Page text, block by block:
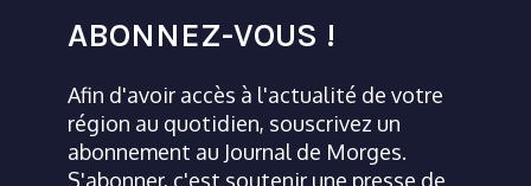
ABONNEZ-VOUS !
Afin d'avoir accès à l'actualité de votre
région au quotidien, souscrivez un
abonnement au Journal de Morges.
S'abonner, c'est soutenir une presse de